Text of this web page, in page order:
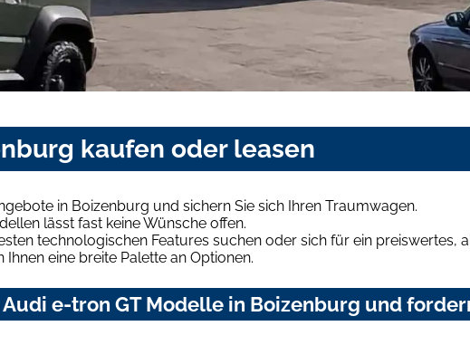
kaufen oder leasen
in Boizenburg und sichern Sie sich Ihren Traumwagen.
lässt fast keine Wünsche offen.
technologischen Features suchen oder sich für ein preiswertes,
eine breite Palette an Optionen.
e-tron GT Modelle in Boizenburg und